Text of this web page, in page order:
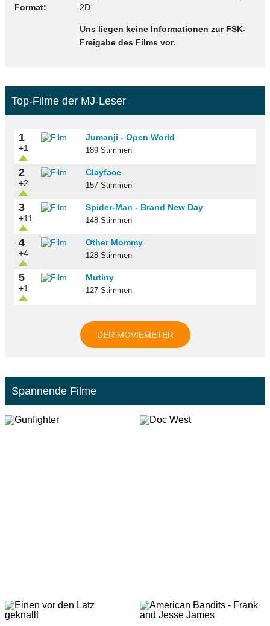
Format
2D
Uns liegen keine Informationen zur FSK-
Freigabe des Films vor.
Top-Filme der MJ-Leser
1
+1
Jumanji - Open World
189 Stimmen
2
+2
Clayface
157 Stimmen
3
+11
Spider-Man - Brand New Day
148 Stimmen
4
+4
Other Mommy
128 Stimmen
5
+1
Mutiny
127 Stimmen
DER MOVIEMETER
Spannende Filme